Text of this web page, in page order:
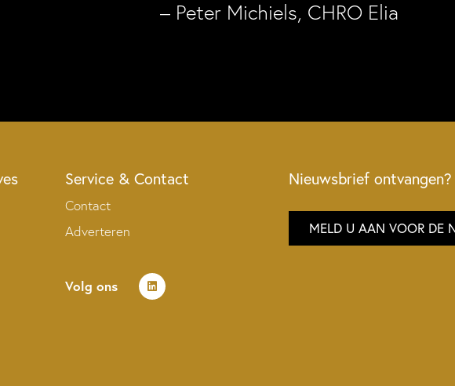
– Peter Michiels, CHRO Elia
Service & Contact
Contact
Adverteren
Volg ons
Nieuwsbrief ontvangen?
MELD U AAN VOOR DE